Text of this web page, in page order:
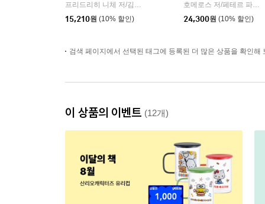
프리드리히 니체 저/김철 편역
15,210원 (10% 할인)
호메로스 저/페테르 파울 루벤스 그림/박문재 역
24,300원 (10% 할인)
검색 페이지에서 선택된 태그에 등록된 더 많은 상품을 확인해
이 상품의 이벤트 (12개)